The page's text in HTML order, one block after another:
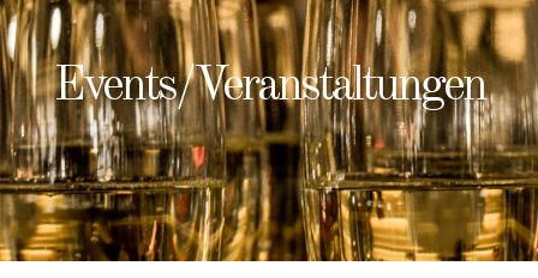
Events/Veranstaltungen